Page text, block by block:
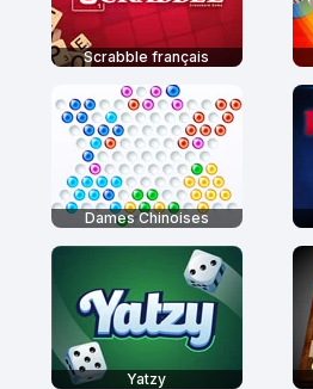
Scrabble français
Dames Chinoises
Yatzy